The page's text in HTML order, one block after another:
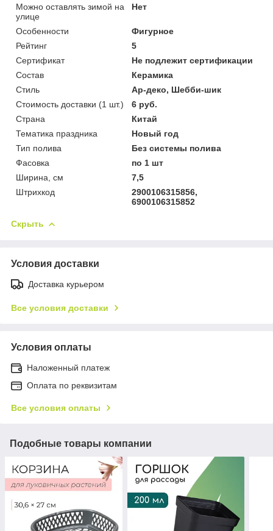
Можно оставлять зимой на
улице
Нет
Особенности
Фигурное
Рейтинг
5
Сертификат
Не подлежит сертификации
Состав
Керамика
Стиль
Ар-деко, Шебби-шик
Стоимость доставки (1 шт.)
6 руб.
Страна
Китай
Тематика праздника
Новый год
Тип полива
Без системы полива
Фасовка
по 1 шт
Ширина, см
7,5
Штрихкод
2900106315856,
6900106315852
Скрыть
Условия доставки
Доставка курьером
Все условия доставки
Условия оплаты
Наложенный платеж
Оплата по реквизитам
Все условия оплаты
Подобные товары компании